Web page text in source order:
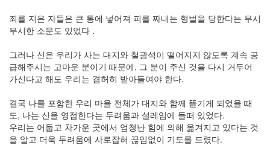
죄를 지은 자들은 큰 통에 넣어져 피를 짜내는 형벌을 당한다는 무시
무시한 소문도 있었다 .
그러나 신은 우리가 사는 대지와 철광석이 떨어지지 않도록 계속 공
급해주시는 고마운 분이기 때문에, 그 분이 주신 것을 다시 거두어
가신다고 해도 우리는 겸허히 받아들여야 한다.
결국 나를 포함한 우리 마을 전체가 대지와 함께 뜯기게 되었을 때
도, 나는 신을 영접한다는 두려움과 설레임에 들떠 있었다.
우리는 어둡고 차가운 곳에서 엄청난 힘에 의해 옮겨지고 있다는 것
을 알고 더욱 두려움에 사로잡혀 끊임없이 기도를 드렸다.